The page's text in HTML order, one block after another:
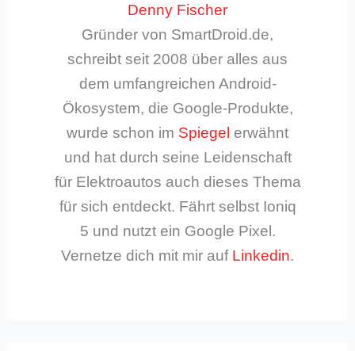
Denny Fischer
Gründer von SmartDroid.de,
schreibt seit 2008 über alles aus
dem umfangreichen Android-
Ökosystem, die Google-Produkte,
wurde schon im Spiegel erwähnt
und hat durch seine Leidenschaft
für Elektroautos auch dieses Thema
für sich entdeckt. Fährt selbst Ioniq
5 und nutzt ein Google Pixel.
Vernetze dich mit mir auf Linkedin.